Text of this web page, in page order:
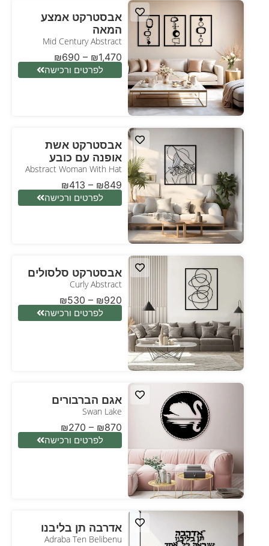
אבסטרקט אמצע
המאה
Mid Century Abstract
₪690 – ₪1,470
לפרטים ורכישה
אבסטרקט אשת
אופנה עם כובע
Abstract Woman With Hat
₪413 – ₪849
לפרטים ורכישה
אבסטרקט סלסולים
Curly Abstract
₪530 – ₪920
לפרטים ורכישה
אגם הברבורים
Swan Lake
₪270 – ₪870
לפרטים ורכישה
אדרבה תן בליבנו
Adraba Ten Belibenu